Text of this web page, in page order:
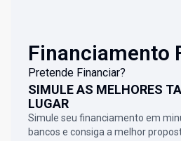
Financiamento
Pretende Financiar?
SIMULE AS MELHORES
LUGAR
Simule seu financiamento em
bancos e consiga a melhor